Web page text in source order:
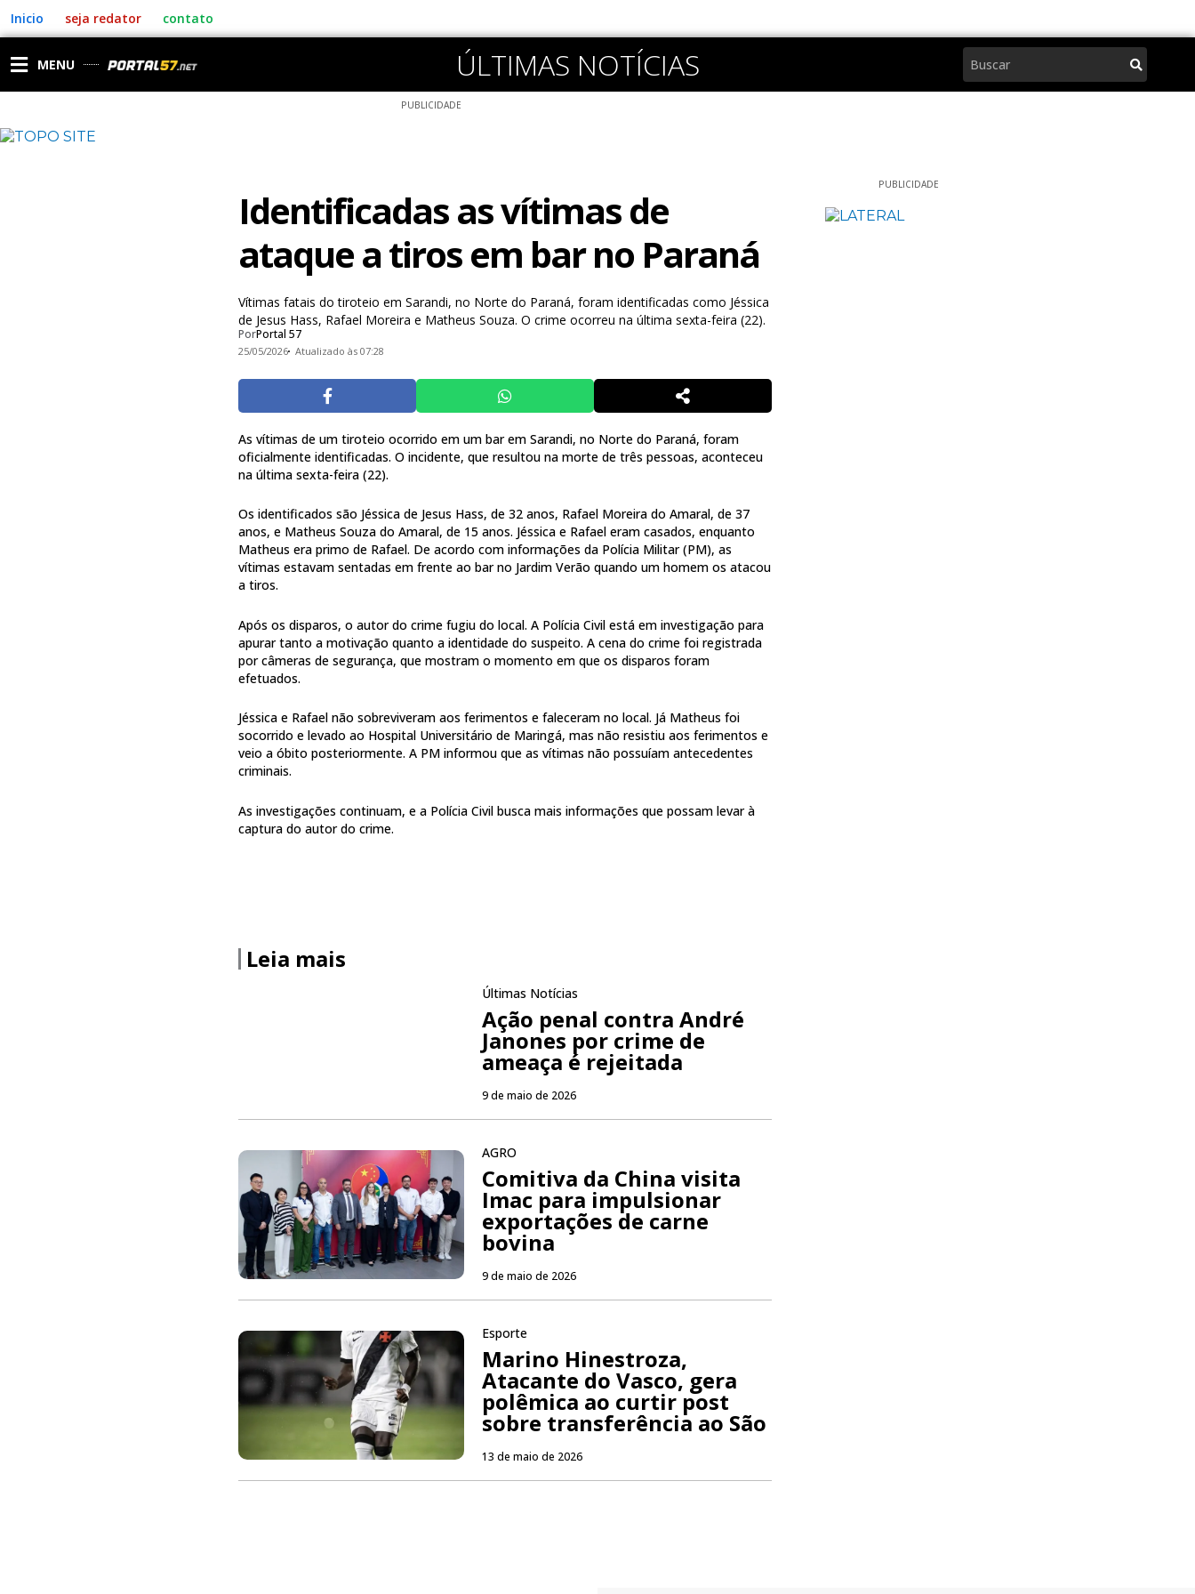
para
o
conteúdo
Inicio seja redator contato
MENU ÚLTIMAS NOTÍCIAS Pesquisar
PUBLICIDADE
Identificadas as vítimas de
ataque a tiros em bar no Paraná
Vítimas fatais do tiroteio em Sarandi, no Norte do Paraná, foram identificadas como Jéssica
de Jesus Hass, Rafael Moreira e Matheus Souza. O crime ocorreu na última sexta-feira (22).
PorPortal 57
25/05/2026 Atualizado às 07:28
As vítimas de um tiroteio ocorrido em um bar em Sarandi, no Norte do Paraná, foram
oficialmente identificadas. O incidente, que resultou na morte de três pessoas, aconteceu
na última sexta-feira (22).
Os identificados são Jéssica de Jesus Hass, de 32 anos, Rafael Moreira do Amaral, de 37
anos, e Matheus Souza do Amaral, de 15 anos. Jéssica e Rafael eram casados, enquanto
Matheus era primo de Rafael. De acordo com informações da Polícia Militar (PM), as
vítimas estavam sentadas em frente ao bar no Jardim Verão quando um homem os atacou
a tiros.
Após os disparos, o autor do crime fugiu do local. A Polícia Civil está em investigação para
apurar tanto a motivação quanto a identidade do suspeito. A cena do crime foi registrada
por câmeras de segurança, que mostram o momento em que os disparos foram
efetuados.
Jéssica e Rafael não sobreviveram aos ferimentos e faleceram no local. Já Matheus foi
socorrido e levado ao Hospital Universitário de Maringá, mas não resistiu aos ferimentos e
veio a óbito posteriormente. A PM informou que as vítimas não possuíam antecedentes
criminais.
As investigações continuam, e a Polícia Civil busca mais informações que possam levar à
captura do autor do crime.
Leia mais
Últimas Notícias
Ação penal contra André
Janones por crime de
ameaça é rejeitada
9 de maio de 2026
AGRO
Comitiva da China visita
Imac para impulsionar
exportações de carne
bovina
9 de maio de 2026
Esporte
Marino Hinestroza,
Atacante do Vasco, gera
polêmica ao curtir post
sobre transferência ao São
13 de maio de 2026
PUBLICIDADE